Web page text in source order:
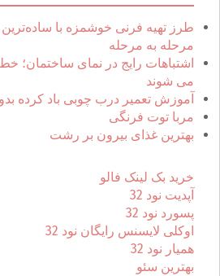
ب
ر
ا
ی
:
طرز تهیه فرنی خوشمزه با
مرحله به مرحله
اشتباهات رایج در نمای ساختمان؛
می شوند
آموزش تعمیر درب چوبی باد کرده
مربا توت فرنگی
بهترین غذای بیرون بر رشت
خرید بک لینک فالو
آپدیت نود 32
پسورد نود 32
اوکلی لایسنس رایگان نود 32
همیار نود 32
بهترین سئو